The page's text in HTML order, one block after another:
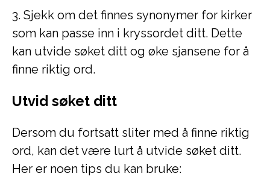
3. Sjekk om det finnes synonymer for kirker
som kan passe inn i kryssordet ditt. Dette
kan utvide søket ditt og øke sjansene for å
finne riktig ord.
Utvid søket ditt
Dersom du fortsatt sliter med å finne riktig
ord, kan det være lurt å utvide søket ditt.
Her er noen tips du kan bruke: